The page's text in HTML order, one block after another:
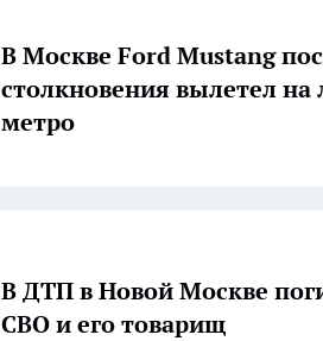
В Москве Ford Mustang
столкновения вылетел на
метро
В ДТП в Новой Москве
СВО и его товарищ